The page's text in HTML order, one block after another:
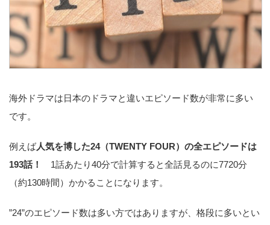
海外ドラマは日本のドラマと違いエピソード数が非常に多い
です。
例えば人気を博した24（TWENTY FOUR）の全エピソードは
193話！
1話あたり40分で計算すると全話見るのに7720分
（約130時間）かかることになります。
”24”のエピソード数は多い方ではありますが、格段に多いとい